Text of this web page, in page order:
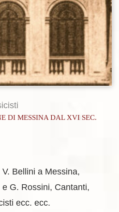
DI MESSINA DAL XVI SEC.
Bellini a Messina,
G. Rossini, Cantanti,
ecc. ecc.